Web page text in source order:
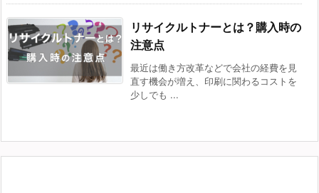
リサイクルトナーとは？購入時の
注意点
最近は働き方改革などで会社の経費を見
直す機会が増え、印刷に関わるコストを
少しでも ...